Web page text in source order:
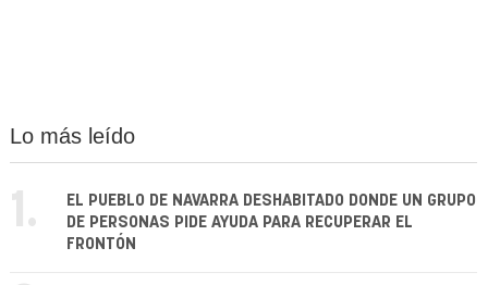
Lo más leído
1.
EL PUEBLO DE NAVARRA DESHABITADO DONDE UN GRUPO
DE PERSONAS PIDE AYUDA PARA RECUPERAR EL
FRONTÓN